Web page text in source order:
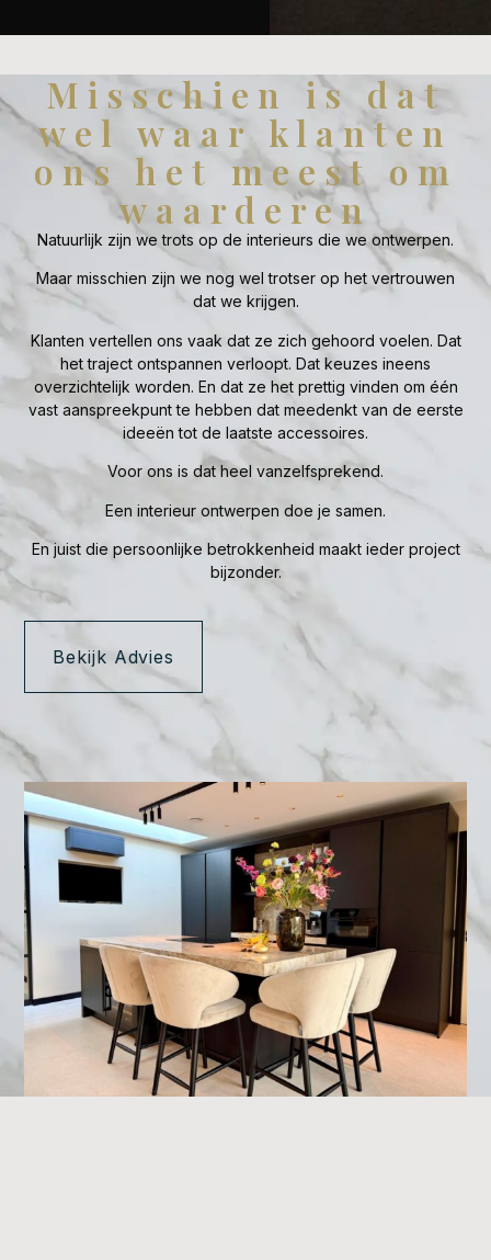
Misschien is dat
wel waar klanten
ons het meest om
waarderen
Natuurlijk zijn we trots op de interieurs die we ontwerpen.
Maar misschien zijn we nog wel trotser op het vertrouwen
dat we krijgen.
Klanten vertellen ons vaak dat ze zich gehoord voelen. Dat
het traject ontspannen verloopt. Dat keuzes ineens
overzichtelijk worden. En dat ze het prettig vinden om één
vast aanspreekpunt te hebben dat meedenkt van de eerste
ideeën tot de laatste accessoires.
Voor ons is dat heel vanzelfsprekend.
Een interieur ontwerpen doe je samen.
En juist die persoonlijke betrokkenheid maakt ieder project
bijzonder.
Bekijk Advies